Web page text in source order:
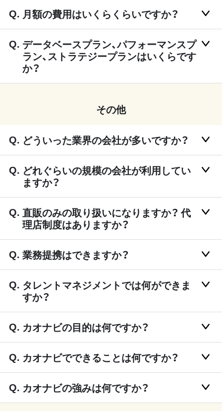
月額の費用はいくらくらいですか？
データベースプラン、パフォーマンスプ
ラン、ストラテジープランはいくらです
か？
その他
どういった業界の会社が多いですか？
どれぐらいの規模の会社が利用してい
ますか？
直販のみの取り扱いになりますか？ 代
理店制度はありますか？
業務提携はできますか？
タレントマネジメントでは何ができま
すか？
カオナビの目的は何ですか？
カオナビでできることは何ですか？
カオナビの強みは何ですか？